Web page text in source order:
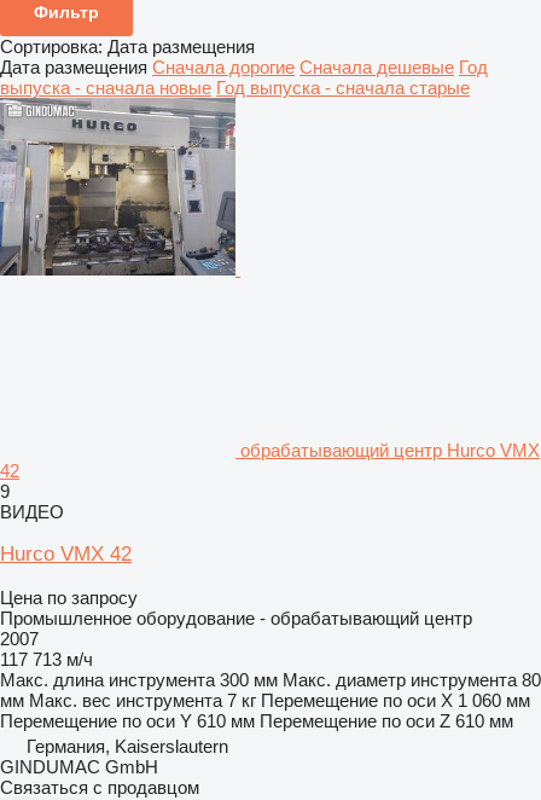
Фильтр
Сортировка: Дата размещения
Дата размещения Сначала дорогие Сначала дешевые Год
выпуска - сначала новые Год выпуска - сначала старые
обрабатывающий центр Hurco VMX
42
9
ВИДЕО
Hurco VMX 42
Цена по запросу
Промышленное оборудование - обрабатывающий центр
2007
117 713 м/ч
Макс. длина инструмента 300 мм Макс. диаметр инструмента 80
мм Макс. вес инструмента 7 кг Перемещение по оси X 1 060 мм
Перемещение по оси Y 610 мм Перемещение по оси Z 610 мм
Германия, Kaiserslautern
GINDUMAC GmbH
Связаться с продавцом